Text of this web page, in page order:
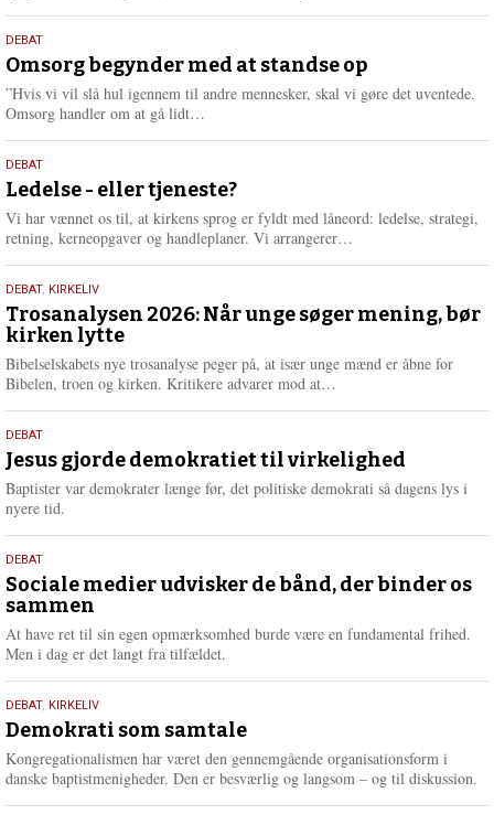
e
e
9.
juli
2026
DEBAT
Omsorg begynder med at standse op
”Hvis vi vil slå hul igennem til andre mennesker, skal vi gøre det uventede.
Omsorg handler om at gå lidt…
e
e
10.
juni
2026
DEBAT
Ledelse - eller tjeneste?
Vi har vænnet os til, at kirkens sprog er fyldt med låneord: ledelse, strategi,
retning, kerneopgaver og handleplaner. Vi arrangerer…
e
2.
juni
2026
DEBAT, KIRKELIV
Trosanalysen 2026: Når unge søger mening, bør
kirken lytte
Bibelselskabets nye trosanalyse peger på, at især unge mænd er åbne for
Bibelen, troen og kirken. Kritikere advarer mod at…
e
e
18.
maj
2026
DEBAT
Jesus gjorde demokratiet til virkelighed
Baptister var demokrater længe før, det politiske demokrati så dagens lys i
nyere tid.
18.
maj
2026
DEBAT
Sociale medier udvisker de bånd, der binder os
sammen
At have ret til sin egen opmærksomhed burde være en fundamental frihed.
Men i dag er det langt fra tilfældet.
18.
maj
2026
DEBAT, KIRKELIV
Demokrati som samtale
Kongregationalismen har været den gennemgående organisationsform i
danske baptistmenigheder. Den er besværlig og langsom – og til diskussion.